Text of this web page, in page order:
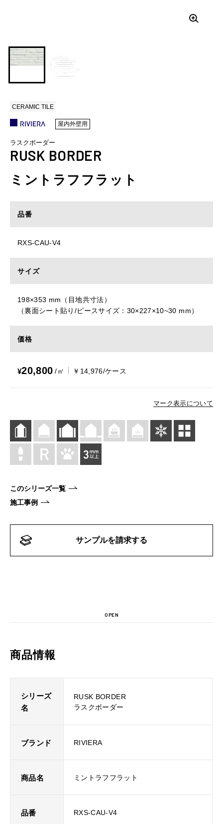
CERAMIC TILE
屋内外壁用
ラスクボーダー
RUSK BORDER
ミントラフフラット
品番
RXS-CAU-V4
サイズ
198×353 mm（目地共寸法）
（裏面シート貼り/ピースサイズ：30×227×10~30 mm）
価格
¥20,800 /㎡ ￥14,976/ケース
マーク表示について
このシリーズ一覧
施工事例
サンプルを請求する
OPEN
商品情報
シリーズ
名
RUSK BORDER
ラスクボーダー
ブランド RIVIERA
商品名 ミントラフフラット
品番 RXS-CAU-V4